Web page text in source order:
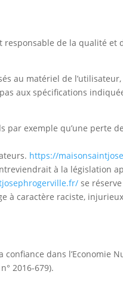
responsable de la qualité et
au matériel de l’utilisateur,
aux spécifications
exemple qu’une perte
https://
à la législation
se
à caractère raciste,
dans l’Economie
2016-679).